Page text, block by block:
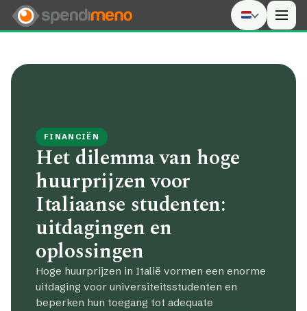
FINANCIËN
Het dilemma van hoge
huurprijzen voor
Italiaanse studenten:
uitdagingen en
oplossingen
Hoge huurprijzen in Italië vormen een enorme
uitdaging voor universiteitsstudenten en
beperken hun toegang tot adequate